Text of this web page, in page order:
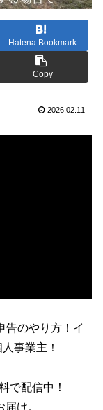
Hatena Bookmark
Copy
2026.02.11
告のやり方！イ
事業主！
で配信中！
け。